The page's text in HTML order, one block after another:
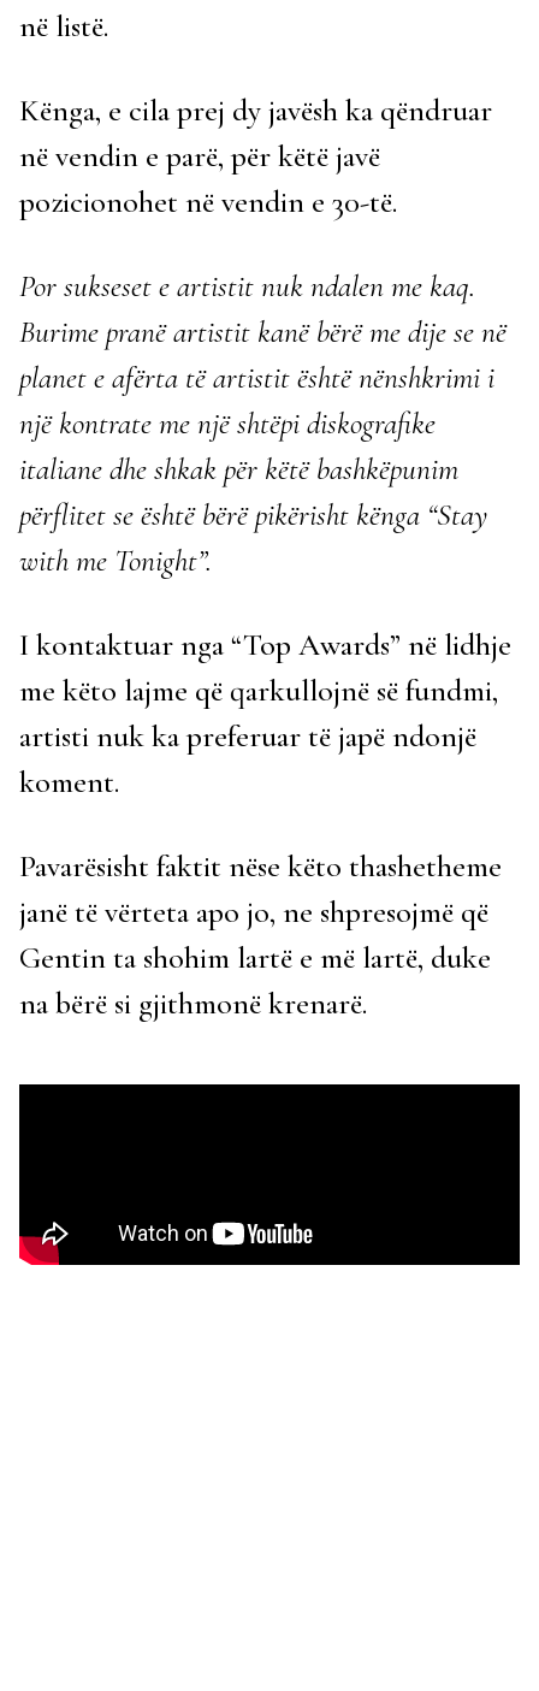
në listë.
Kënga, e cila prej dy javësh ka qëndruar
në vendin e parë, për këtë javë
pozicionohet në vendin e 30-të.
Por sukseset e artistit nuk ndalen me kaq.
Burime pranë artistit kanë bërë me dije se në
planet e afërta të artistit është nënshkrimi i
një kontrate me një shtëpi diskografike
italiane dhe shkak për këtë bashkëpunim
përflitet se është bërë pikërisht kënga “Stay
with me Tonight”.
I kontaktuar nga “Top Awards” në lidhje
me këto lajme që qarkullojnë së fundmi,
artisti nuk ka preferuar të japë ndonjë
koment.
Pavarësisht faktit nëse këto thashetheme
janë të vërteta apo jo, ne shpresojmë që
Gentin ta shohim lartë e më lartë, duke
na bërë si gjithmonë krenarë.